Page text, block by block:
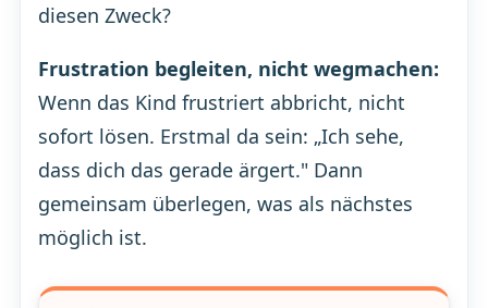
diesen Zweck?
Frustration begleiten, nicht wegmachen:
Wenn das Kind frustriert abbricht, nicht
sofort lösen. Erstmal da sein: „Ich sehe,
dass dich das gerade ärgert." Dann
gemeinsam überlegen, was als nächstes
möglich ist.